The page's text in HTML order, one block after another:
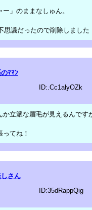
」のままなしゅん。
思議だったので削除しました
のﾏﾏﾝ
ID:.Cc1alyOZk
か立派な眉毛が見えるんです
てね！
さん
ID:35dRappQig